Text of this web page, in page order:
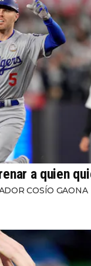
a quien
COSÍO GAONA